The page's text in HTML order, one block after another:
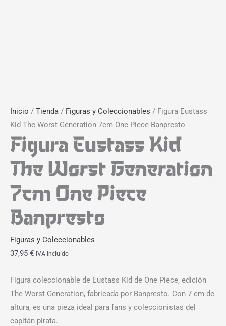
Inicio / Tienda / Figuras y Coleccionables / Figura Eustass
Kid The Worst Generation 7cm One Piece Banpresto
Figura Eustass Kid
The Worst Generation
7cm One Piece
Banpresto
Figuras y Coleccionables
37,95 € IVA Incluído
Figura coleccionable de Eustass Kid de One Piece, edición
The Worst Generation, fabricada por Banpresto. Con 7 cm de
altura, es una pieza ideal para fans y coleccionistas del
capitán pirata.